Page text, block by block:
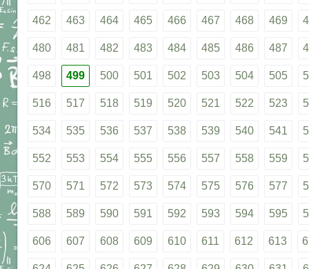
462 463 464 465 466 467 468 469
480 481 482 483 484 485 486 487
498 499 500 501 502 503 504 505
516 517 518 519 520 521 522 523
534 535 536 537 538 539 540 541
552 553 554 555 556 557 558 559
570 571 572 573 574 575 576 577
588 589 590 591 592 593 594 595
606 607 608 609 610 611 612 613